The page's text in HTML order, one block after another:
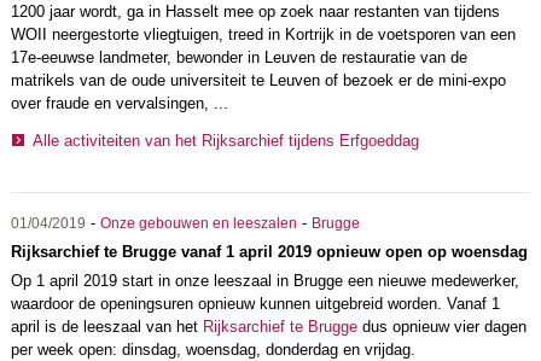
1200 jaar wordt, ga in Hasselt mee op zoek naar restanten van tijdens
WOII neergestorte vliegtuigen, treed in Kortrijk in de voetsporen van een
17e-eeuwse landmeter, bewonder in Leuven de restauratie van de
matrikels van de oude universiteit te Leuven of bezoek er de mini-expo
over fraude en vervalsingen, ...
Alle activiteiten van het Rijksarchief tijdens Erfgoeddag
01/04/2019 - Onze gebouwen en leeszalen - Brugge
Rijksarchief te Brugge vanaf 1 april 2019 opnieuw open op woensdag
Op 1 april 2019 start in onze leeszaal in Brugge een nieuwe medewerker,
waardoor de openingsuren opnieuw kunnen uitgebreid worden. Vanaf 1
april is de leeszaal van het Rijksarchief te Bruggedus opnieuw vier dagen
per week open: dinsdag, woensdag, donderdag en vrijdag.